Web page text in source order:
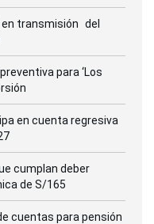
en transmisión del
para ‘Los
en cuenta regresiva
cumplan deber
de S/165
cuentas para pensión